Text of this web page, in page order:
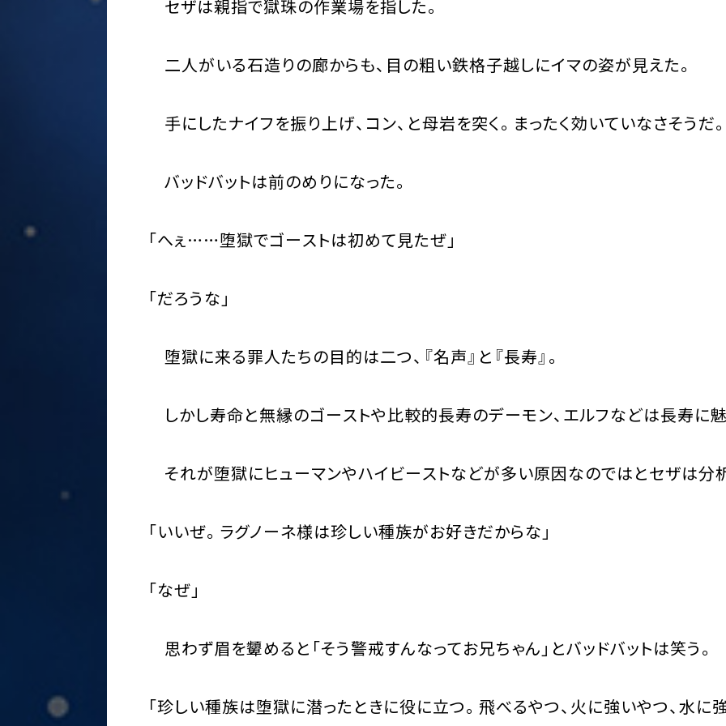
セザは親指で獄珠の作業場を指した。
二人がいる石造りの廊からも、目の粗い鉄格子越しにイマの姿が見えた。
手にしたナイフを振り上げ、コン、と母岩を突く。まったく効いていなさそうだ
バッドバットは前のめりになった。
「へぇ……堕獄でゴーストは初めて見たぜ」
「だろうな」
堕獄に来る罪人たちの目的は二つ、『名声』と『長寿』。
しかし寿命と無縁のゴーストや比較的長寿のデーモン、エルフなどは長寿に
それが堕獄にヒューマンやハイビーストなどが多い原因なのではとセザは分
「いいぜ。ラグノーネ様は珍しい種族がお好きだからな」
「なぜ」
思わず眉を顰めると「そう警戒すんなってお兄ちゃん」とバッドバットは笑う。
「珍しい種族は堕獄に潜ったときに役に立つ。飛べるやつ、火に強いやつ、水に